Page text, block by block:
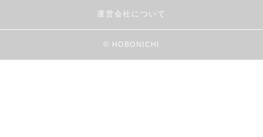
運営会社について
© HOBONICHI